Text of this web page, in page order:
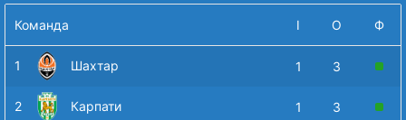
Команда І О Ф
1 Шахтар 1 3
2 Карпати 1 3